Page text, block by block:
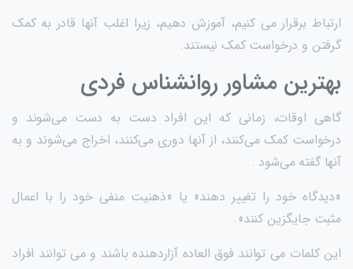
ارتباط برقرار می کنیم، آموزش دهیم، زیرا اغلب آنها قادر به کمک
گرفتن و درخواست کمک نیستند.
بهترین مشاور روانشناس فردی
گاهی اوقات، زمانی که این افراد دست به دست می‌شوند و
درخواست کمک می‌کنند، از آنها دوری می‌کنند، اخراج می‌شوند و به
آنها گفته می‌شود .
«دیدگاه خود را تغییر دهند» یا «ذهنیت منفی خود را با اعمال
مثبت جایگزین کنند».
این کلمات می توانند فوق العاده آزاردهنده باشند و می توانند افراد